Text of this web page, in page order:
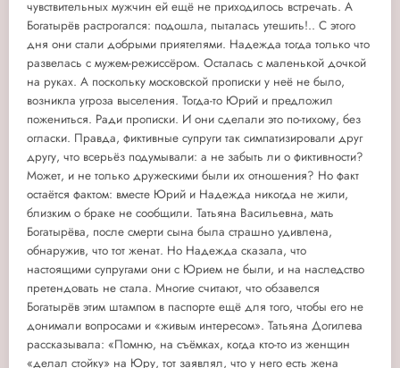
чувствительных мужчин ей ещё не приходилось встречать. А
Богатырёв растрогался: подошла, пыталась утешить!.. С этого
дня они стали добрыми приятелями. Надежда тогда только что
развелась с мужем-режиссёром. Осталась с маленькой дочкой
на руках. А поскольку московской прописки у неё не было,
возникла угроза выселения. Тогда-то Юрий и предложил
пожениться. Ради прописки. И они сделали это по-тихому, без
огласки. Правда, фиктивные супруги так симпатизировали друг
другу, что всерьёз подумывали: а не забыть ли о фиктивности?
Может, и не только дружескими были их отношения? Но факт
остаётся фактом: вместе Юрий и Надежда никогда не жили,
близким о браке не сообщили. Татьяна Васильевна, мать
Богатырёва, после смерти сына была страшно удивлена,
обнаружив, что тот женат. Но Надежда сказала, что
настоящими супругами они с Юрием не были, и на наследство
претендовать не стала. Многие считают, что обзавелся
Богатырёв этим штампом в паспорте ещё для того, чтобы его не
донимали вопросами и «живым интересом». Татьяна Догилева
рассказывала: «Помню, на съёмках, когда кто-то из женщин
«делал стойку» на Юру, тот заявлял, что у него есть жена